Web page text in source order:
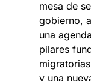
mesa de
gobierno,
una
pilares
y una